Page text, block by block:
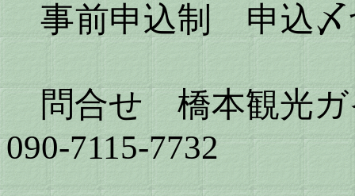
事前申込制 申込
問合せ 橋本観光
090-7115-7732